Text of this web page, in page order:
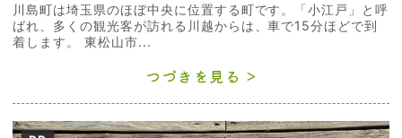
川島町は埼玉県のほぼ中央に位置する町です。「小江戸」と呼
ばれ、多くの観光客が訪れる川越からは、車で15分ほどで到
着します。 東松山市...
つづきを見る